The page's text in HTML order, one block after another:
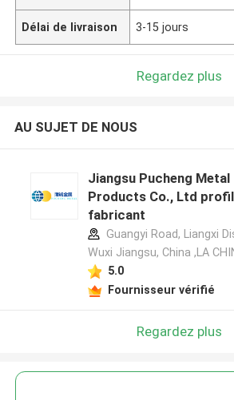
Délai de livraison 3-15 jours
Regardez plus
AU SUJET DE NOUS
Jiangsu Pucheng Metal
Products Co., Ltd
fabricant
Guangyi Road, Liangxi
Wuxi Jiangsu, China ,LA
5.0
Fournisseur vérifié
Regardez plus